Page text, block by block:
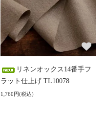
リネンオックス14番手フ
ラット仕上げ TL10078
1,760円(税込)